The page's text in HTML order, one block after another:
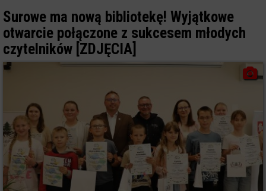
Surowe ma nową bibliotekę! Wyjątkowe
otwarcie połączone z sukcesem młodych
czytelników [ZDJĘCIA]